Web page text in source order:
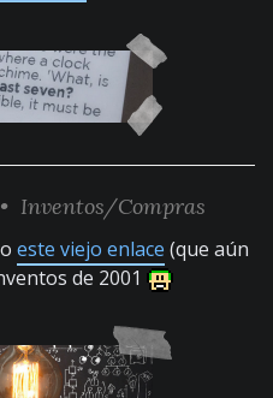
Inventos/Compras
este viejo enlace (que aún
de 2001